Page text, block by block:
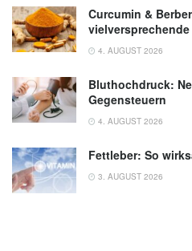
Curcumin &
4. AUGUST 2026
Bluthochdruck:
Gegensteuern
4. AUGUST 2026
Fettleber: So
3. AUGUST 2026